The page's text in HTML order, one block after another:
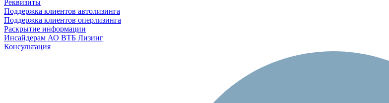
Реквизиты
Поддержка клиентов автолизинга
Поддержка клиентов оперлизинга
Раскрытие информации
Инсайдерам АО ВТБ Лизинг
Консультация